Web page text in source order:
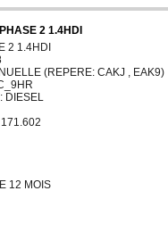
2 1.4HDI
2 1.4HDI
(REPERE: CAKJ , EAK9)
DIESEL
12 MOIS